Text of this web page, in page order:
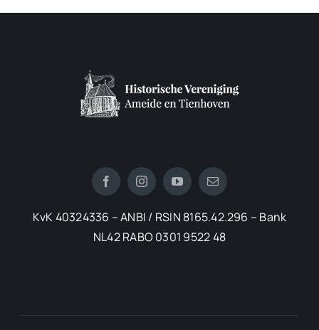
KvK 40324336 – ANBI / RSIN 8165.42.296 – Bank
NL42 RABO 0301 9522 48